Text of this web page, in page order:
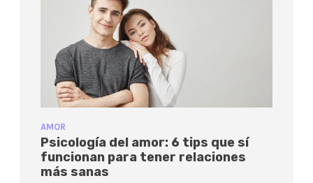
AMOR
Psicología del amor: 6 tips que sí
funcionan para tener relaciones
más sanas